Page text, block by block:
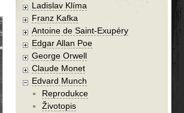
Ladislav Klíma
Franz Kafka
Antoine de Saint-Exupéry
Edgar Allan Poe
George Orwell
Claude Monet
Edvard Munch
Reprodukce
Životopis